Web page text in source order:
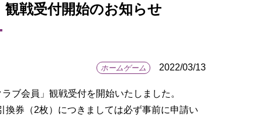
観戦受付開始のお知らせ
ホームゲーム 2022/03/13
ブ会員」観戦受付を開始いたしました。
券（2枚）につきましては必ず事前に申請い